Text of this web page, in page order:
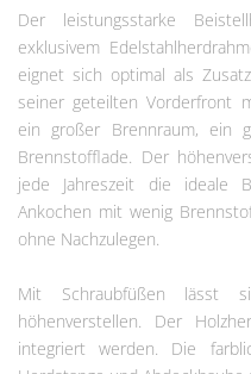
Der leistungsstarke
exklusivem
eignet sich optimal als
seiner geteilten Vorderfront
ein großer Brennraum, ein
Brennstofflade. Der
jede Jahreszeit die ideale
Ankochen mit wenig
ohne Nachzulegen.
Mit Schraubfüßen
höhenverstellen. Der
integriert werden. Die